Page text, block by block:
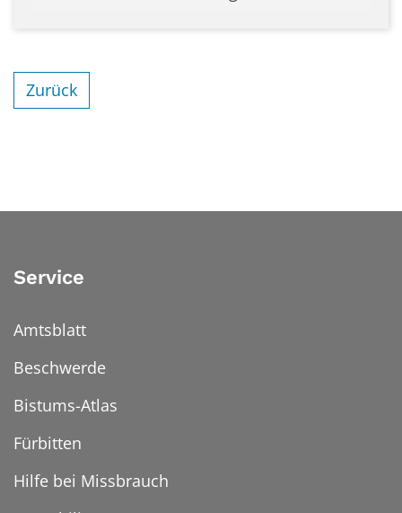
Zurück
Service
Amtsblatt
Beschwerde
Bistums-Atlas
Fürbitten
Hilfe bei Missbrauch